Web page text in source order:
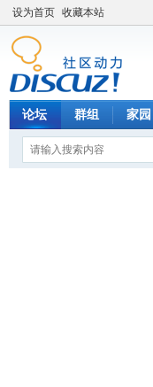
设为首页 收藏本站
论坛 群组 家园